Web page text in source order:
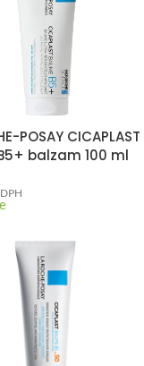
POSAY CICAPLAST
balzam 100 ml